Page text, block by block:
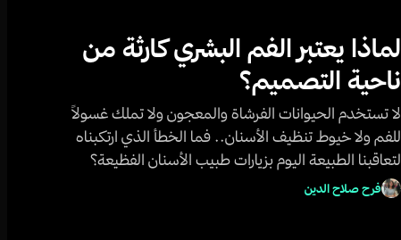
لماذا يعتبر الفم البشري كارثة من
ناحية التصميم؟
لا تستخدم الحيوانات الفرشاة والمعجون ولا تملك غسولاً
للفم ولا خيوط تنظيف الأسنان.. فما الخطأ الذي ارتكبناه
لتعاقبنا الطبيعة اليوم بزيارات طبيب الأسنان الفظيعة؟
فرح صلاح الدين